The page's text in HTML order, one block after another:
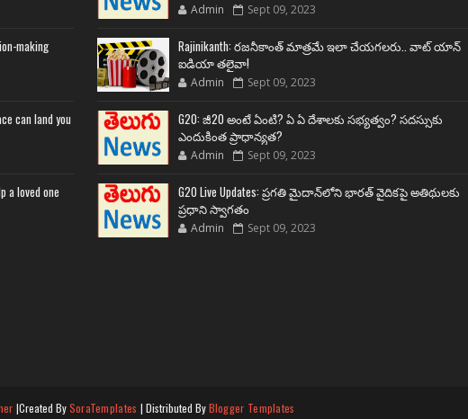
making
can land you
a loved one
Admin Sept 09, 2023
Rajinikanth: రజనీకాంత్ మాత్రమే ఇలా చేయగలరు.. వాట్ యాన్
ఐడియా తలైవా!
Admin Sept 09, 2023
G20: జీ20 అంటే ఏంటి? ఏ ఏ దేశాలకు సభ్యత్వం? సదస్సుకు
ఎందుకింత ప్రాధాన్యత?
Admin Sept 09, 2023
G20 Live Updates: ప్రగతి మైదాన్‌లోని భారత్ వైదికపై అతిథులకు
ప్రధాని స్వాగతం
Admin Sept 09, 2023
|Created BySoraTemplates | Distributed ByBlogger Templates